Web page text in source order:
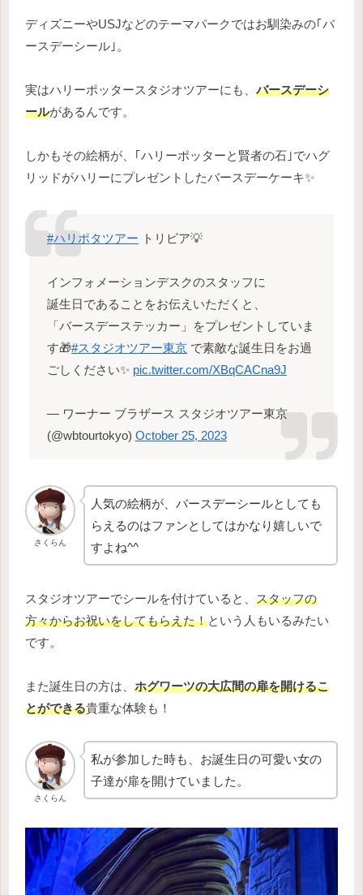
ディズニーやUSJなどのテーマパークではお馴染みの｢バ
ースデーシール｣。
実はハリーポッタースタジオツアーにも、 バースデーシ
ールがあるんです。
しかもその絵柄が、｢ハリーポッターと賢者の石｣でハグ
リッドがハリーにプレゼントしたバースデーケーキ✨
#ハリポタツアー トリビア💡
インフォメーションデスクのスタッフに
誕生日であることをお伝えいただくと、
「バースデーステッカー」をプレゼントしていま
す🎁#スタジオツアー東京 で素敵な誕生日をお過
ごしください✨ pic.twitter.com/XBqCACna9J
— ワーナー ブラザース スタジオツアー東京
(@wbtourtokyo) October 25, 2023
さくらん
人気の絵柄が、バースデーシールとしても
らえるのはファンとしてはかなり嬉しいで
すよね^^
スタジオツアーでシールを付けていると、 スタッフの
方々からお祝いをしてもらえた！という人もいるみたい
です。
また誕生日の方は、 ホグワーツの大広間の扉を開けるこ
とができる貴重な体験も！
さくらん
私が参加した時も、お誕生日の可愛い女の
子達が扉を開けていました。